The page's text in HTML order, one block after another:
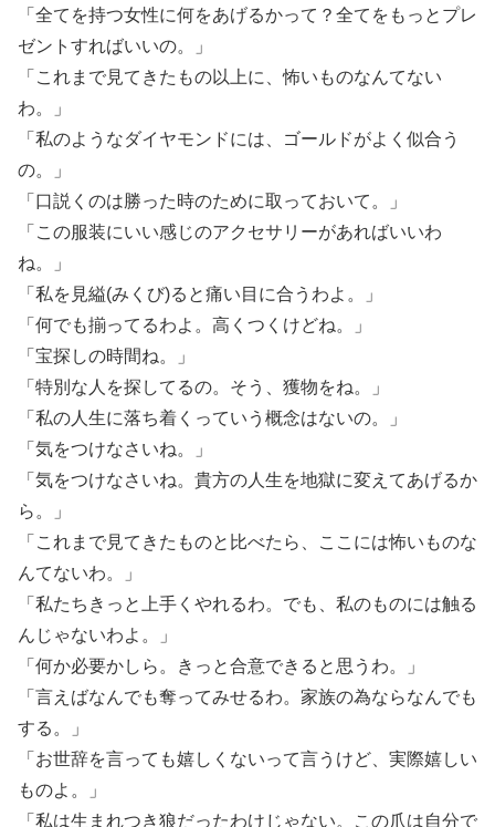
「全てを持つ女性に何をあげるかって？全てをもっとプレ
ゼントすればいいの。」
「これまで見てきたもの以上に、怖いものなんてない
わ。」
「私のようなダイヤモンドには、ゴールドがよく似合う
の。」
「口説くのは勝った時のために取っておいて。」
「この服装にいい感じのアクセサリーがあればいいわ
ね。」
「私を見縊(みくび)ると痛い目に合うわよ。」
「何でも揃ってるわよ。高くつくけどね。」
「宝探しの時間ね。」
「特別な人を探してるの。そう、獲物をね。」
「私の人生に落ち着くっていう概念はないの。」
「気をつけなさいね。」
「気をつけなさいね。貴方の人生を地獄に変えてあげるか
ら。」
「これまで見てきたものと比べたら、ここには怖いものな
んてないわ。」
「私たちきっと上手くやれるわ。でも、私のものには触る
んじゃないわよ。」
「何か必要かしら。きっと合意できると思うわ。」
「言えばなんでも奪ってみせるわ。家族の為ならなんでも
する。」
「お世辞を言っても嬉しくないって言うけど、実際嬉しい
ものよ。」
「私は生まれつき狼だったわけじゃない。この爪は自分で